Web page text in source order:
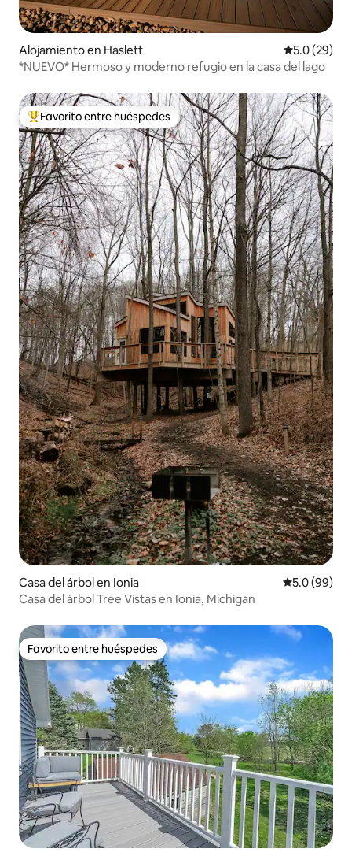
Alojamiento en Haslett Calificación
5.0 (29)
*NUEVO* Hermoso y moderno refugio en la casa del lago
Favorito entre huéspedes preferido
Favorito entre huéspedes
Casa del árbol en Ionia Calificación
5.0 (99)
Casa del árbol Tree Vistas en Ionia, Míchigan
Favorito entre huéspedes
Favorito entre huéspedes